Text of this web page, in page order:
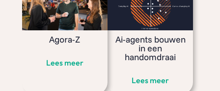
Agora-Z
Lees meer
Ai-agents bouwen
in een
handomdraai
Lees meer